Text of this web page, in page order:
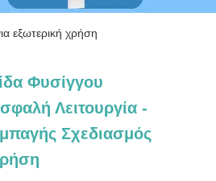
εξωτερική χρήση
Φυσίγγου
Λειτουργία -
Σχεδιασμός